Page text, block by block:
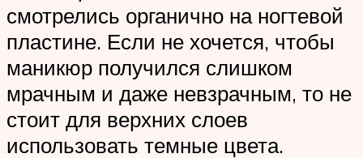
смотрелись органично на ногтевой
пластине. Если не хочется, чтобы
маникюр получился слишком
мрачным и даже невзрачным, то не
стоит для верхних слоев
использовать темные цвета.